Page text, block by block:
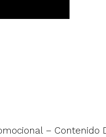
– Contenido